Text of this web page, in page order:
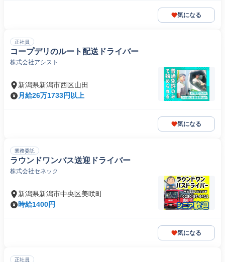
気になる
正社員
コープデリのルート配送ドライバー
株式会社アシスト
新潟県新潟市西区山田
月給26万1733円以上
気になる
業務委託
ラウンドワンバス送迎ドライバー
株式会社セネック
新潟県新潟市中央区美咲町
時給1400円
気になる
正社員